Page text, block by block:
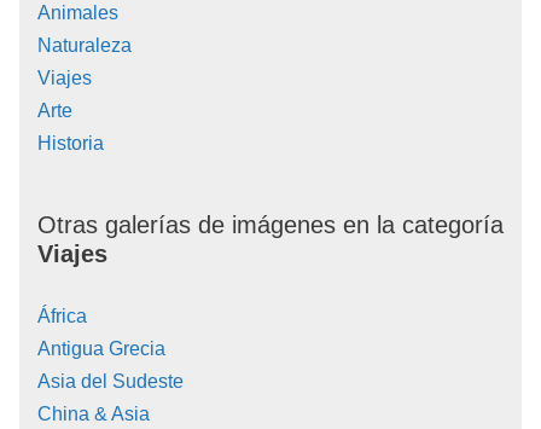
Animales
Naturaleza
Viajes
Arte
Historia
Otras galerías de imágenes en la categoría
Viajes
África
Antigua Grecia
Asia del Sudeste
China & Asia